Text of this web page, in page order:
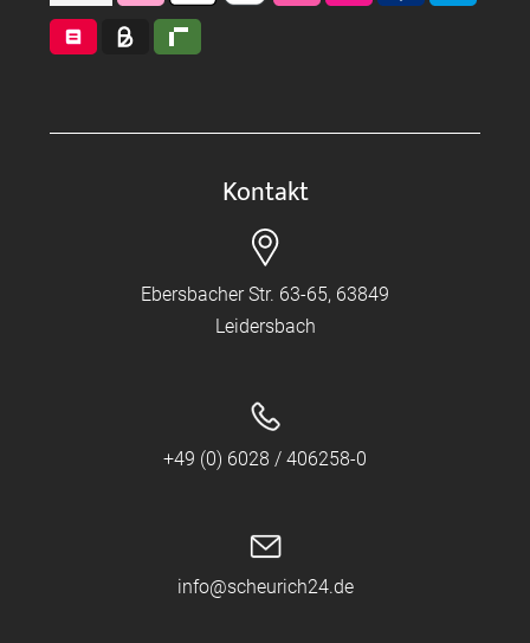
Kontakt
Ebersbacher Str. 63-65, 63849
Leidersbach
+49 (0) 6028 / 406258-0
info@scheurich24.de